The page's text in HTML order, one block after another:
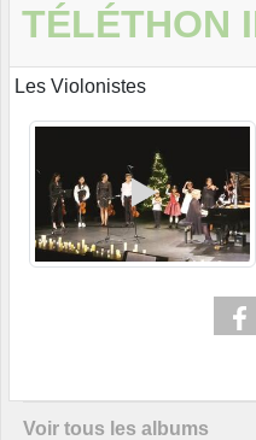
TÉLÉTHON
Les Violonistes
Voir tous les albums